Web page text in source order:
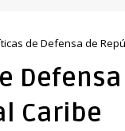
de Defensa de
Caribe